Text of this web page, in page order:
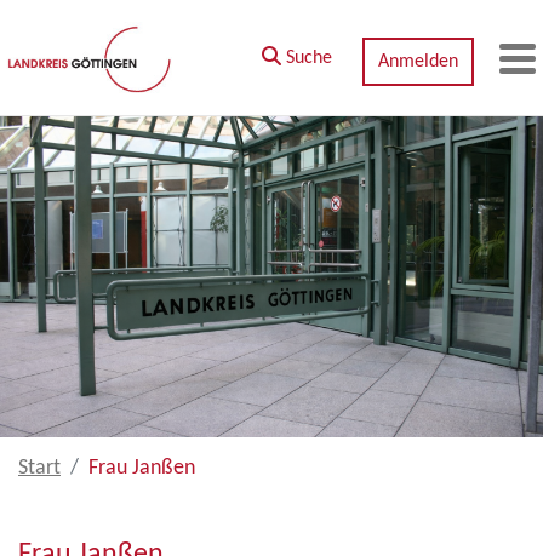
Zum Hauptinhalt springen
Suche Anmelden
Start Frau Janßen